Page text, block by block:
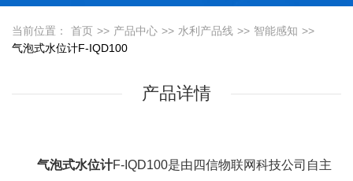
当前位置： 首页 >> 产品中心 >> 水利产品线 >> 智能感知 >>
气泡式水位计F-IQD100
产品详情
气泡式水位计F-IQD100是由四信物联网科技公司自主